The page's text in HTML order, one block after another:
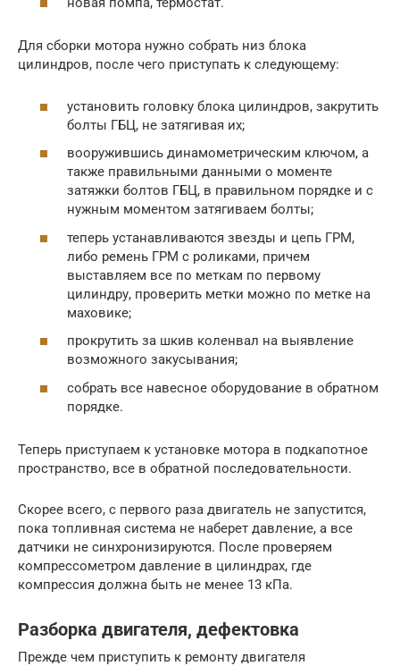
Для сборки мотора нужно собрать низ блока
цилиндров, после чего приступать к следующему:
установить головку блока цилиндров, закрутить
болты ГБЦ, не затягивая их;
вооружившись динамометрическим ключом, а
также правильными данными о моменте
затяжки болтов ГБЦ, в правильном порядке и с
нужным моментом затягиваем болты;
теперь устанавливаются звезды и цепь ГРМ,
либо ремень ГРМ с роликами, причем
выставляем все по меткам по первому
цилиндру, проверить метки можно по метке на
маховике;
прокрутить за шкив коленвал на выявление
возможного закусывания;
собрать все навесное оборудование в обратном
порядке.
Теперь приступаем к установке мотора в подкапотное
пространство, все в обратной последовательности.
Скорее всего, с первого раза двигатель не запустится,
пока топливная система не наберет давление, а все
датчики не синхронизируются. После проверяем
компрессометром давление в цилиндрах, где
компрессия должна быть не менее 13 кПа.
Разборка двигателя, дефектовка
Прежде чем приступить к ремонту двигателя